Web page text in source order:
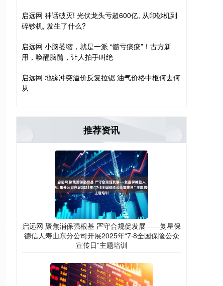
启远网 神话破灭! 光伏龙头亏超600亿, 从印钞机到
碎钞机, 发生了什么?
启远网 小脑萎缩，就是一派 “髓亏痰瘀”！古方新
用，唤醒脑髓，让人拍手叫绝
启远网 地缘冲突溢价反复拉锯 油气价格中枢何去何
从
推荐资讯
启远网 聚焦消保强根基 严守合规促发展——复星保
德信人寿山东分公司开展2025年“7·8全国保险公众
宣传日”主题培训